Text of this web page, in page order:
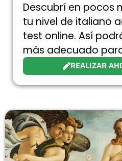
Descubrí en pocos
tu nivel de italiano
test online. Así
más adecuado
REALIZAR